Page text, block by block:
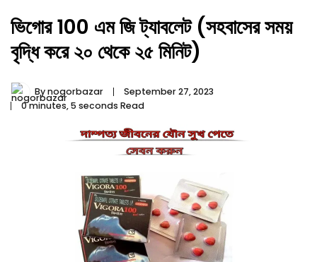
ভিগোর 100 এম জি ট্যাবলেট (সহবাসের সময়
বৃদ্ধি করে ২০ থেকে ২৫ মিনিট)
Bynogorbazar
September 27, 2023
0 minutes, 5 seconds Read